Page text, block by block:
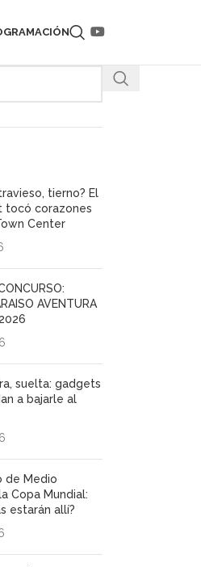
tierno? El
tocó corazones
Center
AVENTURA
suelta: gadgets
a bajarle al
de Medio
Copa Mundial:
estarán allí?